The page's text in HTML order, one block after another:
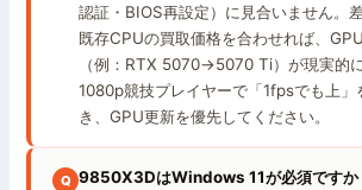
認証・BIOS再設定）に見合いません。
既存CPUの買取価格を合わせれば、
（例：RTX 5070→5070 Ti）が現実的に
1080p競技プレイヤーで「1fpsでも上」
き、GPU更新を優先してください。
9850X3DはWindows 11が必須です